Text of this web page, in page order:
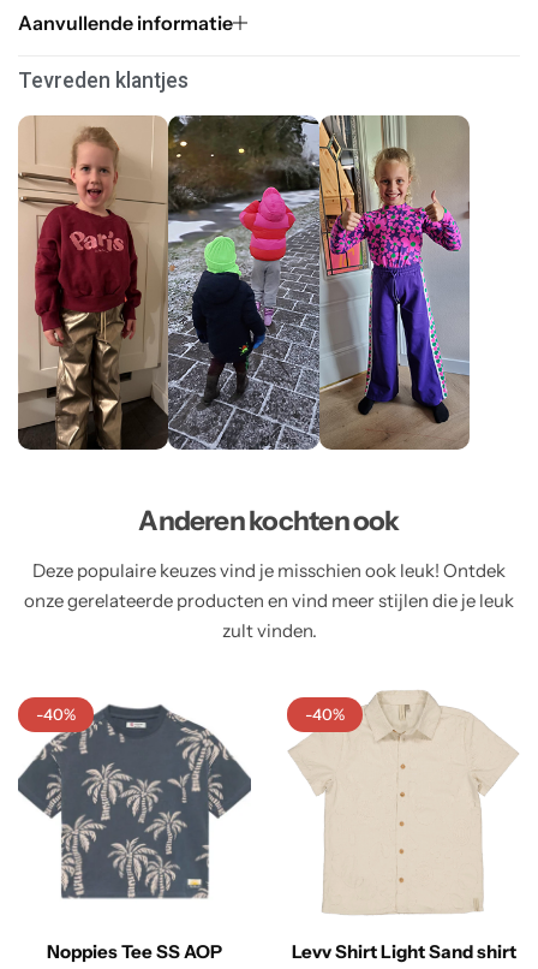
Aanvullende informatie
Tevreden klantjes
Anderen kochten ook
Deze populaire keuzes vind je misschien ook leuk! Ontdek
onze gerelateerde producten en vind meer stijlen die je leuk
zult vinden.
-40%
Noppies Tee SS AOP
-40%
Levv Shirt Light Sand shirt